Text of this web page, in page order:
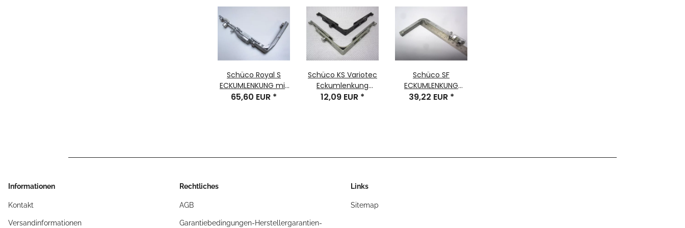
Schüco Royal S
ECKUMLENKUNG mit
Sperre, 1 Stück, Nr.
65,60 EUR *
Schüco KS Variotec
Eckumlenkung
Standard, Dreh-
12,09 EUR *
Schüco SF
ECKUMLENKUNG
Bauteil-Nr. 213530
39,22 EUR *
Informationen
Kontakt
Versandinformationen
Rechtliches
AGB
Garantiebedingungen-Herstellergarantien-
Links
Sitemap